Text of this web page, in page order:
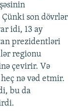
son dövrlər
idi, 13 ay
prezidentləri
regionu
çevirir. Və
nə vəd etmir.
bu da